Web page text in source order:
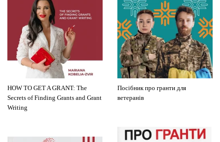
HOW TO GET A GRANT: The
Secrets of Finding Grants and Grant
Writing
Посібник про гранти для
ветеранів